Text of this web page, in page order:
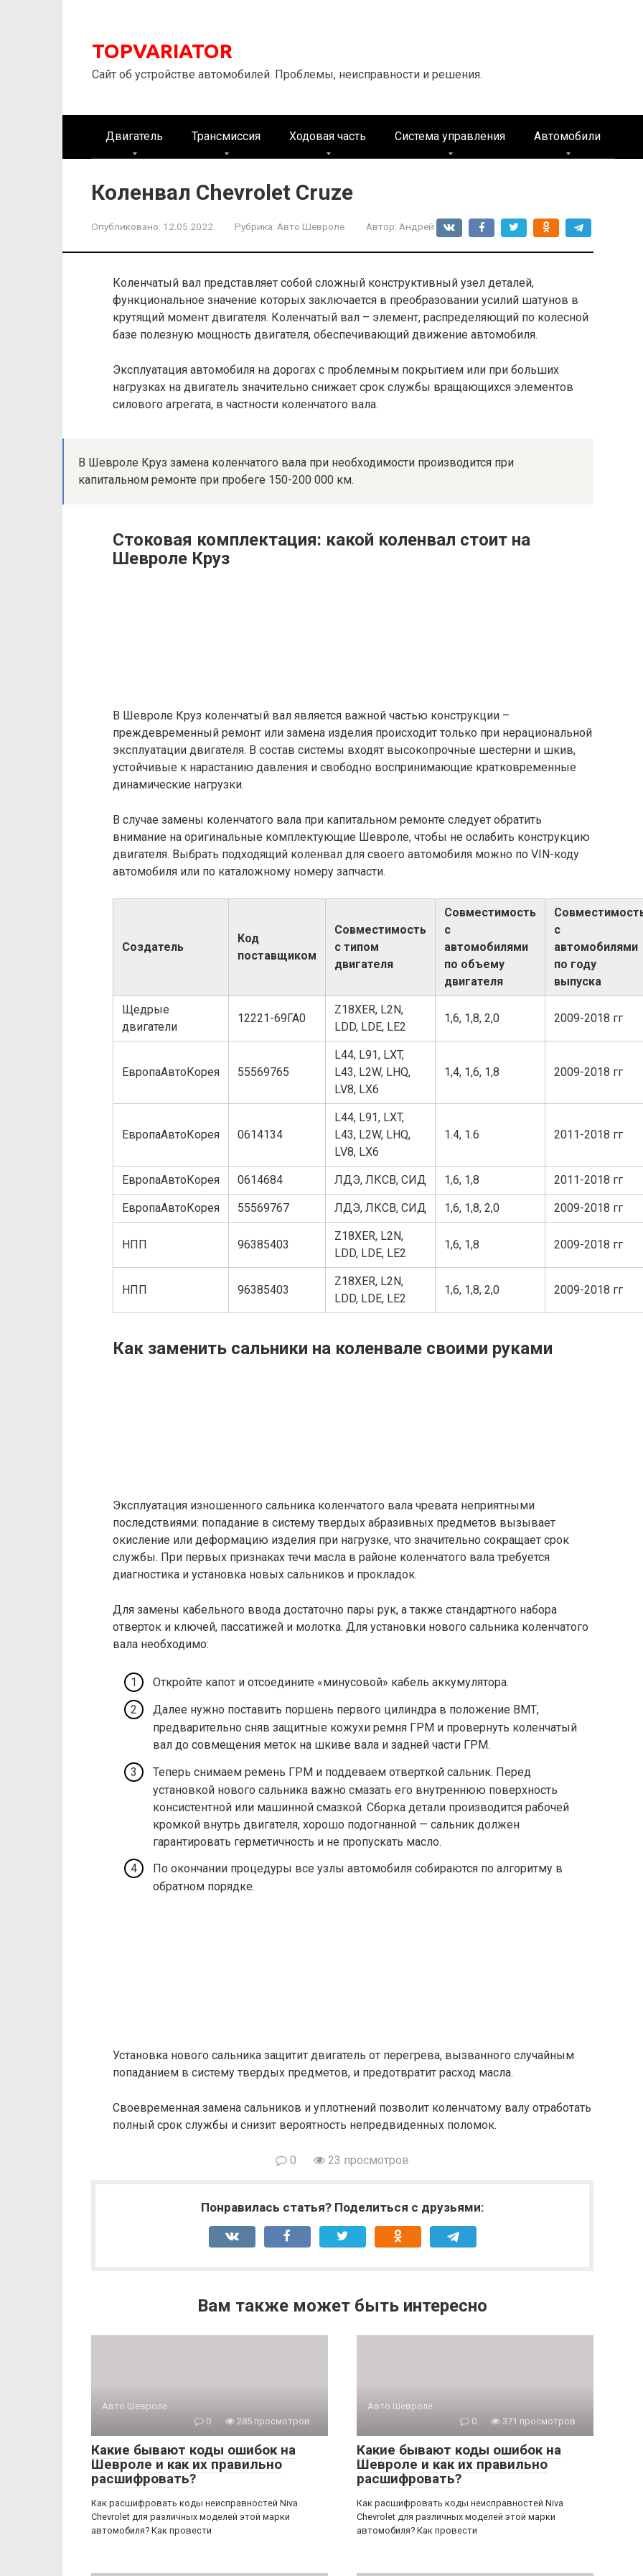
TOPVARIATOR
Сайт об устройстве автомобилей. Проблемы, неисправности и решения.
Двигатель Трансмиссия Ходовая часть Система управления Автомобили
Коленвал Chevrolet Cruze
Опубликовано: 12.05.2022 Рубрика: Авто Шевроле Автор: Андрей
Коленчатый вал представляет собой сложный конструктивный узел деталей,
функциональное значение которых заключается в преобразовании усилий шатунов в
крутящий момент двигателя. Коленчатый вал – элемент, распределяющий по колесной
базе полезную мощность двигателя, обеспечивающий движение автомобиля.
Эксплуатация автомобиля на дорогах с проблемным покрытием или при больших
нагрузках на двигатель значительно снижает срок службы вращающихся элементов
силового агрегата, в частности коленчатого вала.
В Шевроле Круз замена коленчатого вала при необходимости производится при
капитальном ремонте при пробеге 150-200 000 км.
Стоковая комплектация: какой коленвал стоит на
Шевроле Круз
В Шевроле Круз коленчатый вал является важной частью конструкции –
преждевременный ремонт или замена изделия происходит только при нерациональной
эксплуатации двигателя. В состав системы входят высокопрочные шестерни и шкив,
устойчивые к нарастанию давления и свободно воспринимающие кратковременные
динамические нагрузки.
В случае замены коленчатого вала при капитальном ремонте следует обратить
внимание на оригинальные комплектующие Шевроле, чтобы не ослабить конструкцию
двигателя. Выбрать подходящий коленвал для своего автомобиля можно по VIN-коду
автомобиля или по каталожному номеру запчасти.
Создатель
Код
поставщиком
Совместимость
с типом
двигателя
Совместимость
с
автомобилями
по объему
двигателя
с
автомобилями
по году
выпуска
Щедрые
двигатели
12221-69ГА0
Z18XER, L2N,
LDD, LDE, LE2
1,6, 1,8, 2,0 2009-2018 гг
ЕвропаАвтоКорея 55569765
L44, L91, LXT,
L43, L2W, LHQ,
LV8, LX6
1,4, 1,6, 1,8 2009-2018 гг
ЕвропаАвтоКорея 0614134
L44, L91, LXT,
L43, L2W, LHQ,
LV8, LX6
1.4, 1.6 2011-2018 гг
ЕвропаАвтоКорея 0614684 ЛДЭ, ЛКСВ, СИД 1,6, 1,8 2011-2018 гг
ЕвропаАвтоКорея 55569767 ЛДЭ, ЛКСВ, СИД 1,6, 1,8, 2,0 2009-2018 гг
НПП 96385403
Z18XER, L2N,
LDD, LDE, LE2
1,6, 1,8 2009-2018 гг
НПП 96385403
Z18XER, L2N,
LDD, LDE, LE2
1,6, 1,8, 2,0 2009-2018 гг
Как заменить сальники на коленвале своими руками
Эксплуатация изношенного сальника коленчатого вала чревата неприятными
последствиями: попадание в систему твердых абразивных предметов вызывает
окисление или деформацию изделия при нагрузке, что значительно сокращает срок
службы. При первых признаках течи масла в районе коленчатого вала требуется
диагностика и установка новых сальников и прокладок.
Для замены кабельного ввода достаточно пары рук, а также стандартного набора
отверток и ключей, пассатижей и молотка. Для установки нового сальника коленчатого
вала необходимо:
Откройте капот и отсоедините «минусовой» кабель аккумулятора.
Далее нужно поставить поршень первого цилиндра в положение ВМТ,
предварительно сняв защитные кожухи ремня ГРМ и провернуть коленчатый
вал до совмещения меток на шкиве вала и задней части ГРМ.
Теперь снимаем ремень ГРМ и поддеваем отверткой сальник. Перед
установкой нового сальника важно смазать его внутреннюю поверхность
консистентной или машинной смазкой. Сборка детали производится рабочей
кромкой внутрь двигателя, хорошо подогнанной — сальник должен
гарантировать герметичность и не пропускать масло.
По окончании процедуры все узлы автомобиля собираются по алгоритму в
обратном порядке.
Установка нового сальника защитит двигатель от перегрева, вызванного случайным
попаданием в систему твердых предметов, и предотвратит расход масла.
Своевременная замена сальников и уплотнений позволит коленчатому валу отработать
полный срок службы и снизит вероятность непредвиденных поломок.
0 23 просмотров
Понравилась статья? Поделиться с друзьями:
Вам также может быть интересно
Авто Шевроле
0
285 просмотров
Какие бывают коды ошибок на
Шевроле и как их правильно
расшифровать?
Как расшифровать коды неисправностей Niva
Chevrolet для различных моделей этой марки
автомобиля? Как провести
Авто Шевроле
0
371 просмотров
Какие бывают коды ошибок на
Шевроле и как их правильно
расшифровать?
Как расшифровать коды неисправностей Niva
Chevrolet для различных моделей этой марки
автомобиля? Как провести